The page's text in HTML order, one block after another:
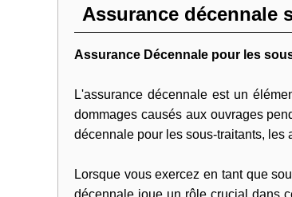
Assurance décennale
Assurance Décennale pour les
L'assurance décennale est un
dommages causés aux ouvrages
décennale pour les sous-traitants, les
Lorsque vous exercez en tant que
décennale joue un rôle crucial dans